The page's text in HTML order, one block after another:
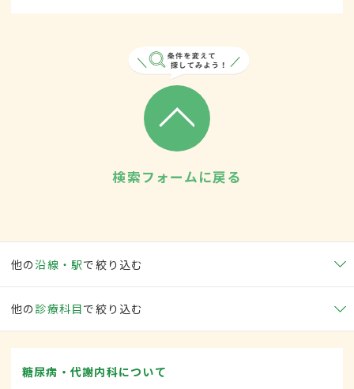
検索フォームに戻る
他の沿線・駅で絞り込む
他の 診療科目で絞り込む
糖尿病・代謝内科について